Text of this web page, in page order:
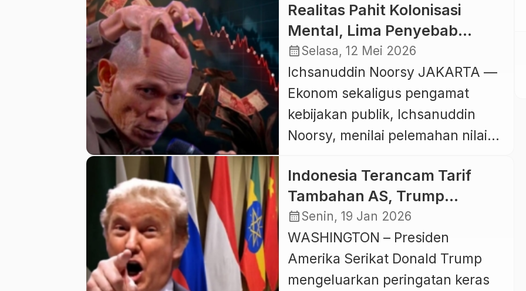
[…]
global pemerintah mendapat
respons positif dari investor
internasional. Dalam sebuah
festival finansial yang digelar
secara daring dari Yogyakarta,
Jumat (22/5/2026), Purbaya
mengungkapkan pemerintah
sekitar US$3,4 miliar dari
penerbitan global bond pekan […]
Realitas Pahit Kolonisasi
Mental, Lima Penyebab
Jatuhnya Rupiah
calendar_monthSelasa, 12 Mei 2026
Ichsanuddin Noorsy JAKARTA —
Ekonom sekaligus pengamat
kebijakan publik, Ichsanuddin
Noorsy, menilai pelemahan nilai
dipengaruhi faktor pasar dan
kondisi global, melainkan akibat
persoalan struktural yang telah
lama mengakar dalam sistem
ekonomi Indonesia. Dalam
tulisannya bertajuk “Realitas Pahit
Indonesia Terancam Tarif
Tambahan AS, Trump
Tegaskan BRICS Ingin
Hancurkan Dolar
calendar_monthSenin, 19 Jan 2026
WASHINGTON – Presiden
Amerika Serikat Donald Trump
mengeluarkan peringatan keras